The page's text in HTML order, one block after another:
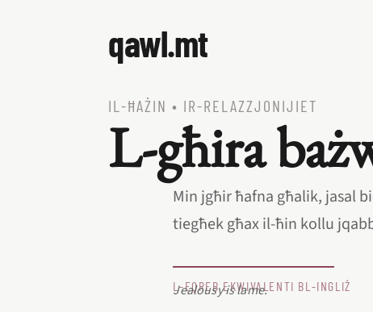
qawl.mt
IL‑ĦAŻIN • IR‑RELAZZJONIJIET
L‑għira
Min jgħir ħafna għalik, jasal
tiegħek għax il‑ħin kollu
L‑EQREB EKWIVALENTI BL‑INGLIŻ
Jealousy is lame.